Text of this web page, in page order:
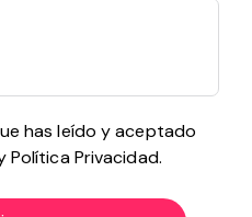
has leído y aceptado
Política Privacidad.